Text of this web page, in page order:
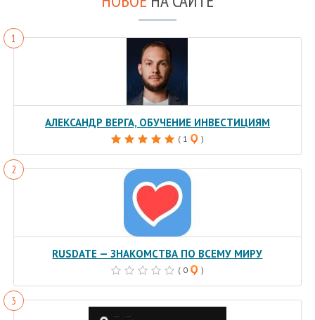
АЛЕКСАНДР ВЕРГА, ОБУЧЕНИЕ ИНВЕСТИЦИЯМ
( 1 )
RUSDATE — ЗНАКОМСТВА ПО ВСЕМУ МИРУ
( 0 )